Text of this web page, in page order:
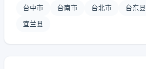
台中市 台南市 台北市 台东县
宜兰县